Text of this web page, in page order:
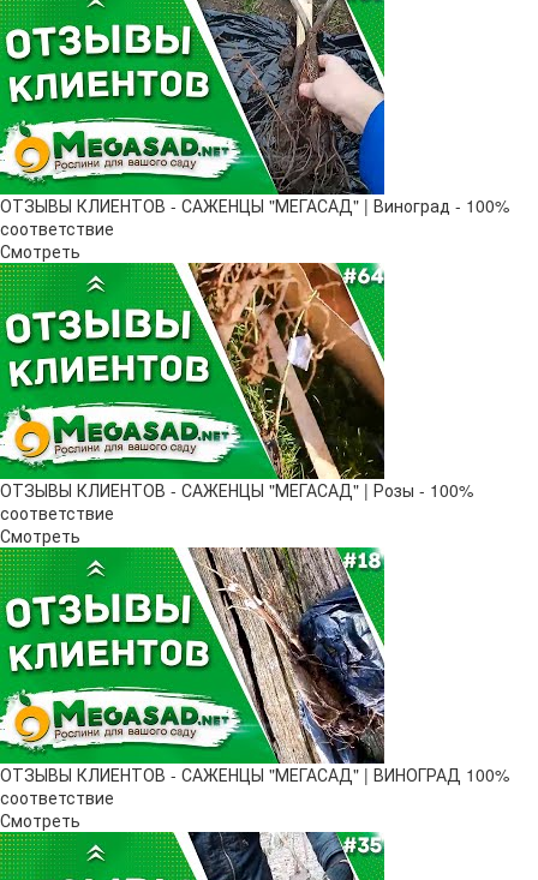
ОТЗЫВЫ КЛИЕНТОВ - САЖЕНЦЫ "МЕГАСАД" | Виноград - 100%
соответствие
Смотреть
ОТЗЫВЫ КЛИЕНТОВ - САЖЕНЦЫ "МЕГАСАД" | Розы - 100%
соответствие
Смотреть
ОТЗЫВЫ КЛИЕНТОВ - САЖЕНЦЫ "МЕГАСАД" | ВИНОГРАД 100%
соответствие
Смотреть